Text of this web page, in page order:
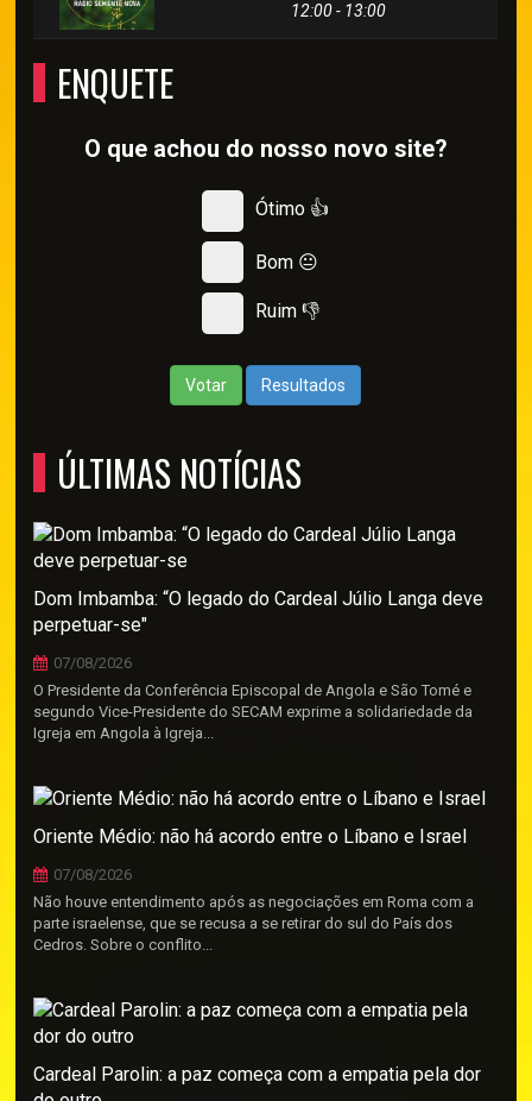
12:00 - 13:00
ENQUETE
O que achou do nosso novo site?
Ótimo 👍
Bom 😐
Ruim 👎
Votar Resultados
ÚLTIMAS NOTÍCIAS
Dom Imbamba: “O legado do Cardeal Júlio Langa deve
perpetuar-se"
07/08/2026
O Presidente da Conferência Episcopal de Angola e São Tomé e
segundo Vice-Presidente do SECAM exprime a solidariedade da
Igreja em Angola à Igreja...
Oriente Médio: não há acordo entre o Líbano e Israel
07/08/2026
Não houve entendimento após as negociações em Roma com a
parte israelense, que se recusa a se retirar do sul do País dos
Cedros. Sobre o conflito...
Cardeal Parolin: a paz começa com a empatia pela dor